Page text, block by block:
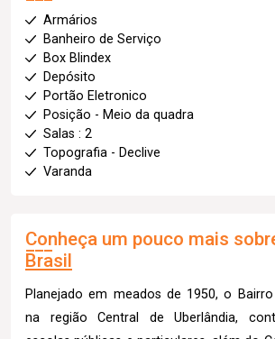
Armários
Banheiro de Serviço
Box Blindex
Depósito
Portão Eletronico
Posição - Meio da quadra
Salas : 2
Topografia - Declive
Varanda
Conheça um pouco mais
Brasil
Planejado em meados de 1950, o
na região Central de Uberlândia,